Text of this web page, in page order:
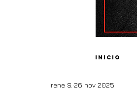
Inicio
Irene S. 26 nov 2025